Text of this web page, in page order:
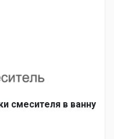
смесителя в ванну